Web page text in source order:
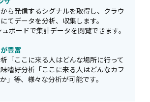
ら発信するシグナルを取得し、クラウ
てデータを分析、収集します。
ボードで集計データを閲覧できます。
豊富
「ここに来る人はどんな場所に行って
嗜好分析「ここに来る人はどんなカフ
」等、様々な分析が可能です。